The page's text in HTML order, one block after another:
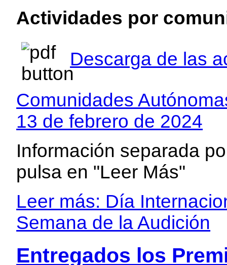
Actividades por
Descarga de las
Comunidades
13 de febrero de 2024
Información separada
pulsa en "Leer Más"
Leer más: Día
Semana de la Audición
Entregados los